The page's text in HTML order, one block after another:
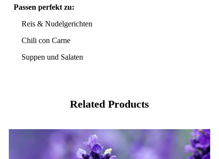
Passen perfekt zu:
Reis & Nudelgerichten
Chili con Carne
Suppen und Salaten
Related Products